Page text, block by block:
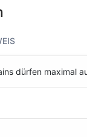
dürfen maximal